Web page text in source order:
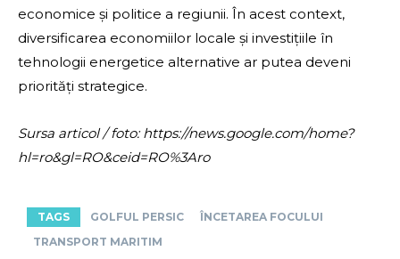
economice și politice a regiunii. În acest context,
diversificarea economiilor locale și investițiile în
tehnologii energetice alternative ar putea deveni
priorități strategice.
Sursa articol / foto: https://news.google.com/home?
hl=ro&gl=RO&ceid=RO%3Aro
TAGS GOLFUL PERSIC
ÎNCETAREA FOCULUI
TRANSPORT MARITIM